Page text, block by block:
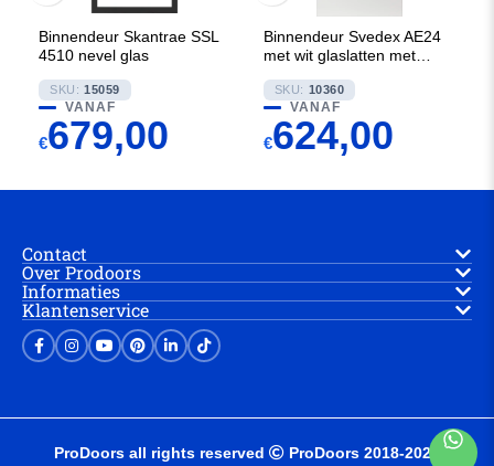
Binnendeur Skantrae SSL
4510 nevel glas
SKU: 15059
VANAF
€679,00
Binnendeur Svedex AE24
met wit glaslatten met
SKU: 10360
VANAF
€624,00
Contact
Over Prodoors
Informaties
Klantenservice
ProDoors all rights reserved ProDoors 2018-2025